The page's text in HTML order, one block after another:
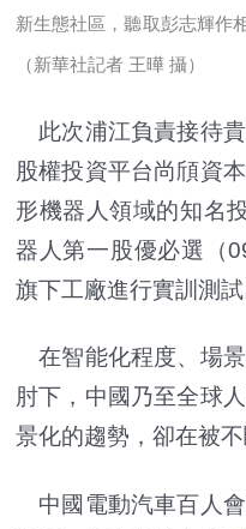
新生態社區，聽取彭志輝作
（新華社記者 王曄 攝）
此次浦江負責接待
股權投資平台尚頎資
形機器人領域的知名
器人第一股優必選（
旗下工廠進行實訓測試
在智能化程度、場
肘下，中國乃至全球
景化的趨勢，卻在被不
中國電動汽車百人